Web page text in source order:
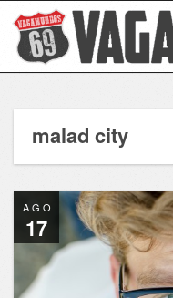
malad city
AGO
17